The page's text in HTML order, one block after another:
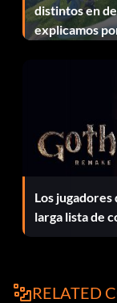
dificultad
la dificultad
este modo
progresar,
pena mencionar
vuelven las
Orificios
Introduzca
el Sherwood
distintos en
explicamos
Los
larga lista de
RELATED